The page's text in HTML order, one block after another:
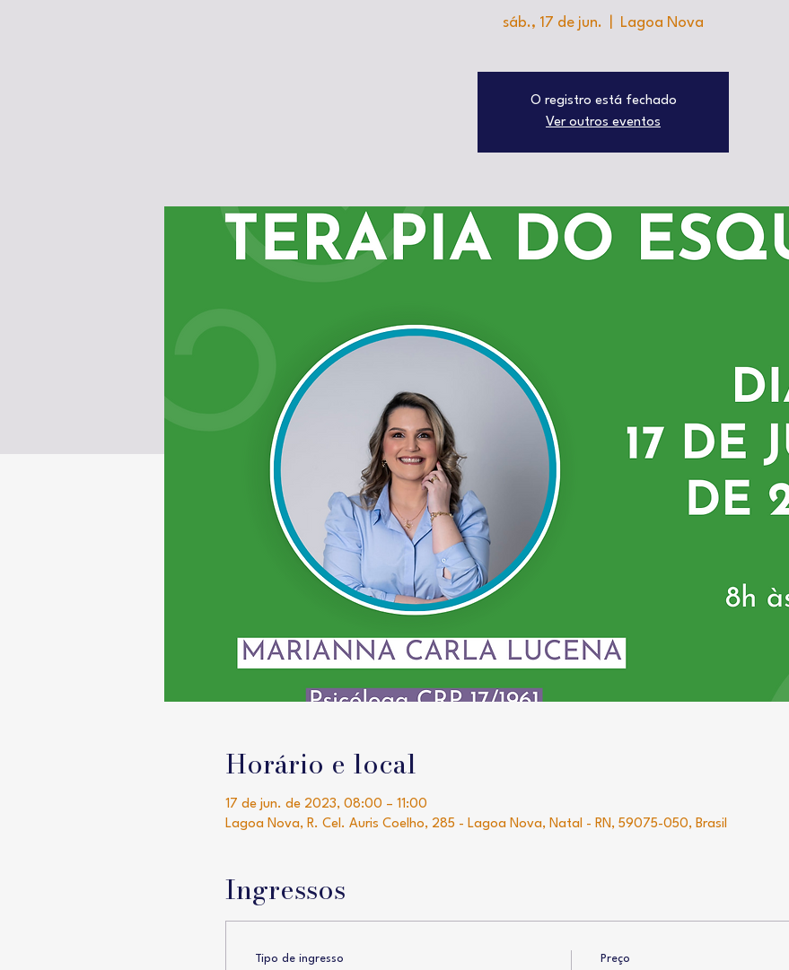
sáb., 17 de jun. Lagoa Nova
O registro está fechado
Ver outros eventos
Horário e local
17 de jun. de 2023, 08:00 – 11:00
Lagoa Nova, R. Cel. Auris Coelho, 285 - Lagoa Nova, Natal - RN, 59075-050, Brasil
Ingressos
Tipo de ingresso Preço